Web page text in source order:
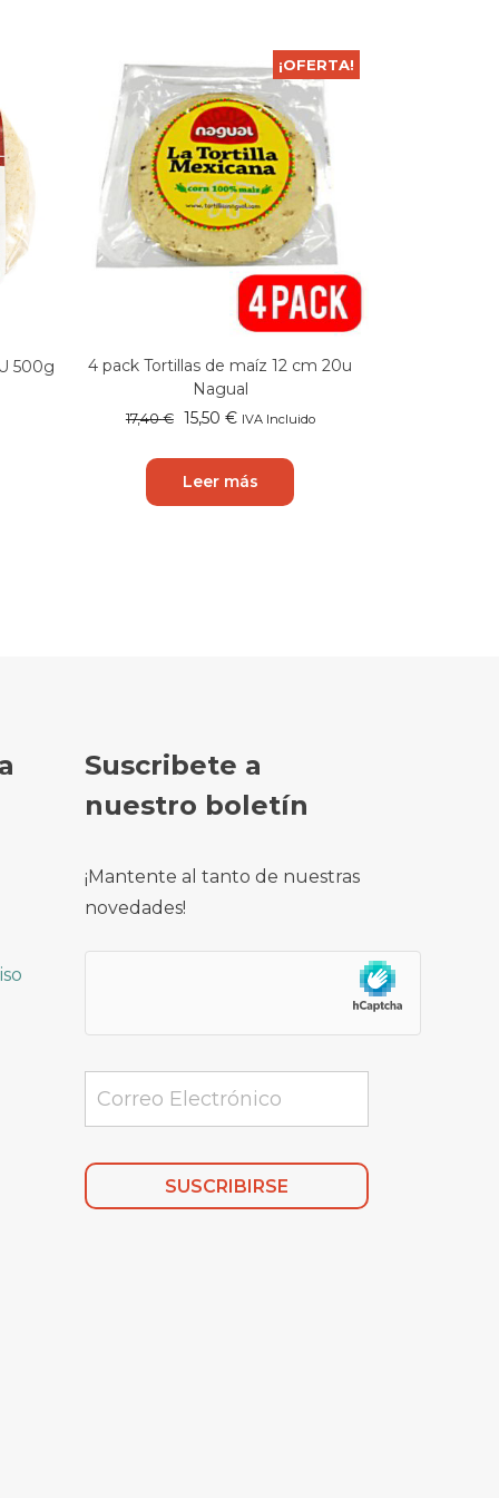
500g
¡OFERTA!
4 pack Tortillas de maíz 12 cm 20u
Nagual
17,40€
El
original
era:
17,40 €.
15,50 €El
actual
es:
15,50 €.
IVA Incluido
Leer más
Suscribete a
nuestro boletín
¡Mantente al tanto de nuestras
novedades!